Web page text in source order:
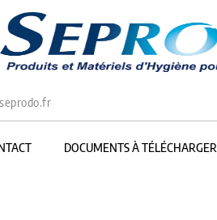
DOCUMENTS À TÉLÉCHARGER